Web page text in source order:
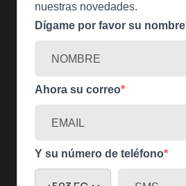
nuestras novedades.
Dígame por favor su nombre
Ahora su correo
Y su número de teléfono